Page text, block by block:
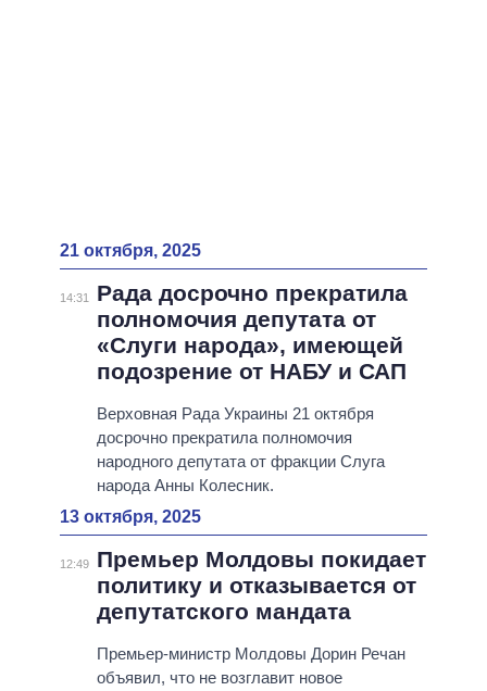
21 октября, 2025
14:31
Рада досрочно прекратила
полномочия депутата от
«Слуги народа», имеющей
подозрение от НАБУ и САП
Верховная Рада Украины 21 октября
досрочно прекратила полномочия
народного депутата от фракции Слуга
народа Анны Колесник.
13 октября, 2025
12:49
Премьер Молдовы покидает
политику и отказывается от
депутатского мандата
Премьер-министр Молдовы Дорин Речан
объявил, что не возглавит новое